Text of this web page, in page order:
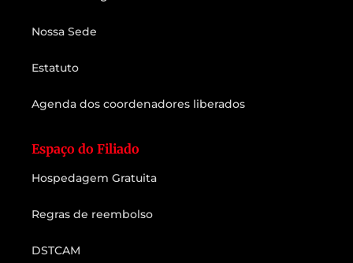
Nossa Sede
Estatuto
Agenda dos coordenadores liberados
Espaço do Filiado
Hospedagem Gratuita
Regras de reembolso
DSTCAM